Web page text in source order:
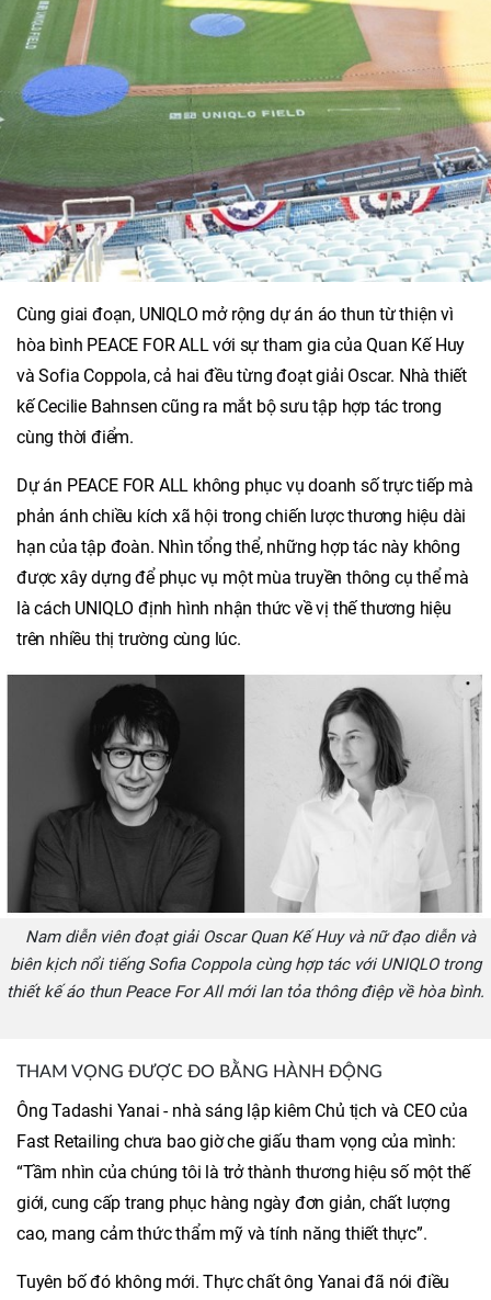
Cùng giai đoạn, UNIQLO mở rộng dự án áo thun từ thiện vì
hòa bình PEACE FOR ALL với sự tham gia của Quan Kế Huy
và Sofia Coppola, cả hai đều từng đoạt giải Oscar. Nhà thiết
kế Cecilie Bahnsen cũng ra mắt bộ sưu tập hợp tác trong
cùng thời điểm.
Dự án PEACE FOR ALL không phục vụ doanh số trực tiếp mà
phản ánh chiều kích xã hội trong chiến lược thương hiệu dài
hạn của tập đoàn. Nhìn tổng thể, những hợp tác này không
được xây dựng để phục vụ một mùa truyền thông cụ thể mà
là cách UNIQLO định hình nhận thức về vị thế thương hiệu
trên nhiều thị trường cùng lúc.
Nam diễn viên đoạt giải Oscar Quan Kế Huy và nữ đạo diễn và
biên kịch nổi tiếng Sofia Coppola cùng hợp tác với UNIQLO trong
thiết kế áo thun Peace For All mới lan tỏa thông điệp về hòa bình.
THAM VỌNG ĐƯỢC ĐO BẰNG HÀNH ĐỘNG
Ông Tadashi Yanai - nhà sáng lập kiêm Chủ tịch và CEO của
Fast Retailing chưa bao giờ che giấu tham vọng của mình:
“Tầm nhìn của chúng tôi là trở thành thương hiệu số một thế
giới, cung cấp trang phục hàng ngày đơn giản, chất lượng
cao, mang cảm thức thẩm mỹ và tính năng thiết thực”.
Tuyên bố đó không mới. Thực chất ông Yanai đã nói điều